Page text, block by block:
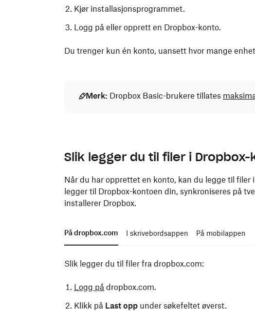
Kjør installasjonsprogrammet.
Logg på eller opprett en Dropbox-konto.
Du trenger kun én konto, uansett hvor mange
Merk: Dropbox Basic-brukere tillates
Last nedDropbox-mobilappen på telefonen
Last ned gjennom Google Play Store.
Logg på eller opprett en Dropbox-konto.
Merk: Dropbox Basic-brukere tillates
Slik legger du til filer i
Når du har opprettet en konto, kan du legge til filer
legger til Dropbox-kontoen din, synkroniseres på
installerer Dropbox.
På dropbox.com I skrivebordsappen På mobilappen
Slik legger du til filer fra dropbox.com:
Logg på dropbox.com.
Klikk på Last opp under søkefeltet øverst.